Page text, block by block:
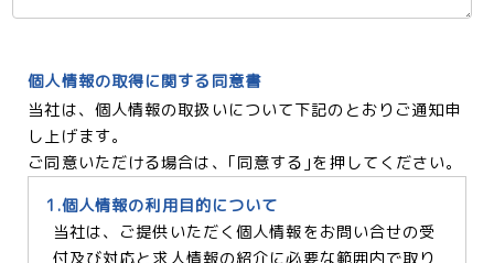
個人情報の取得に関する同意書
当社は、個人情報の取扱いについて下記のとおりご通知申
し上げます。
ご同意いただける場合は、｢同意する｣を押してください。
1.個人情報の利用目的について
当社は、ご提供いただく個人情報をお問い合せの受
付及び対応と求人情報の紹介に必要な範囲内で取り